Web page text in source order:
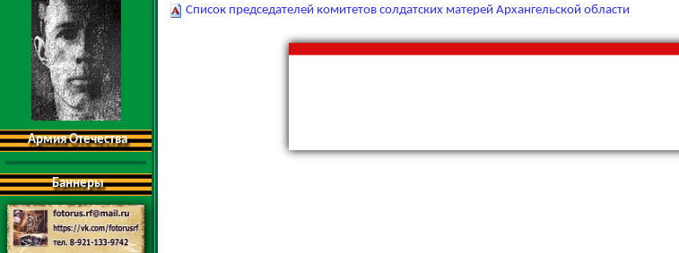
Армия Отечества
Баннеры
Список председателей комитетов солдатских матерей Архангельской области